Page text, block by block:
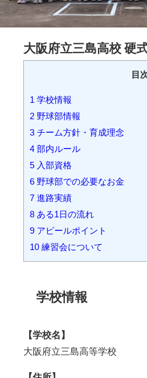
大阪府立三島高校 硬
目
1 学校情報
2 野球部情報
3 チーム方針・育成理念
4 部内ルール
5 入部資格
6 野球部での必要なお金
7 進路実績
8 ある1日の流れ
9 アピールポイント
10 練習会について
学校情報
【学校名】
大阪府立三島高等学校